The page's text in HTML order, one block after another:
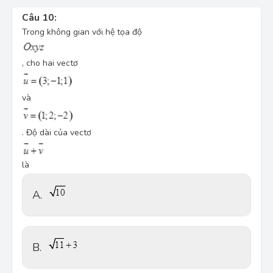
Câu 10:
Trong không gian với hệ tọa độ
, cho hai vectơ
và
. Độ dài của vectơ
là
A.
B.